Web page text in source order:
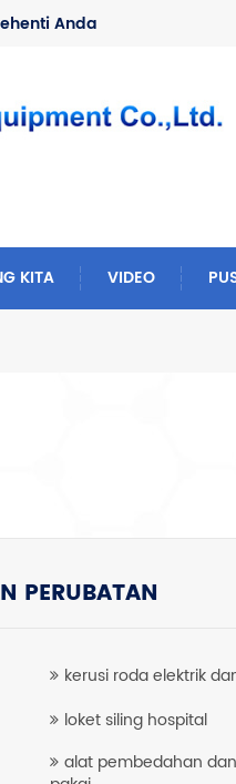
log-in
Anda
KITA VIDEO
PERUBATAN
kerusi roda elektrik
loket siling hospital
alat pembedahan